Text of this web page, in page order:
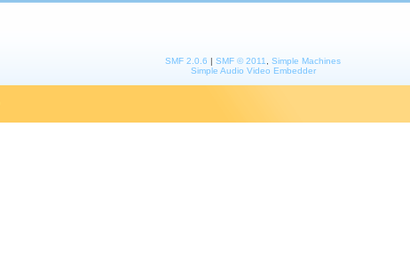
SMF 2.0.6 | SMF © 2011
Simple Machines
Simple Audio Video Embedder